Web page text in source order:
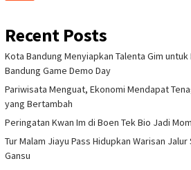
Mengutip dari disbudpar.batam.go.id
pesohor dari negara serumpun yang
BACA JUGA:Wisman Masuk Kota
Lipat, Ada 16 Ribu Orang